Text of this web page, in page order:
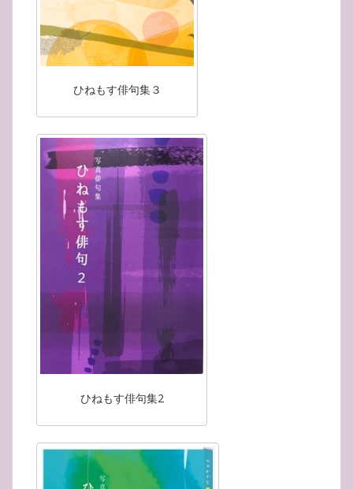
ひねもす俳句集３
ひねもす俳句集2